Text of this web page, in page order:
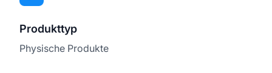
Produkttyp
Physische Produkte